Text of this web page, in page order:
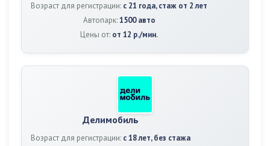
Возраст для регистрации: с 21 года, стаж от 2 лет
Автопарк:1500 авто
Цены от: от 12 р./мин.
Делимобиль
Возраст для регистрации: с 18 лет, без стажа